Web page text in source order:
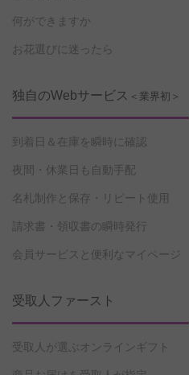
何ができますか
お花選びに迷ったら
独自のWebサービス ＜業界初＞
到着日＆在庫を瞬時に確認
夜間・休業日も自動手配
名札制作と保存・リピート使用
請求書・領収書の瞬時発行
会員サービスと便利なマイページ
受取人ファースト
受取人が選ぶオンラインギフト